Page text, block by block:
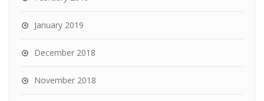
January 2019
December 2018
November 2018